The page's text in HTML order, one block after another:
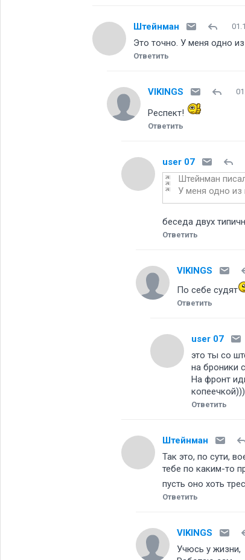
Штейнман
Это точно. У меня одно
Ответить
VIKINGS
Респект!
Ответить
user 07
Штейнман
У меня одно из
беседа двух
Ответить
VIKINGS
По себе судят
Ответить
user 07
это ты со
на броники
На фронт
копеечкой)))
Ответить
Штейнман
Так это, по сути,
тебе по каким-то
пусть оно хоть
Ответить
VIKINGS
Учюсь у жизни,